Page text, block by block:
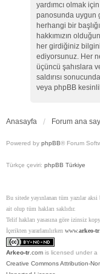
yardımcı olmak
panosunda uygun
herhangi bir
hakkımızın
her girdiğiniz
ediyorsunuz. Her
üçüncü şahıslara
saldırısı
veya phpBB
Anasayfa Forum ana
Powered by phpBB® Forum
Türkçe çeviri: phpBB Türkiye
Bu sitede yayınlanan tüm yazılar
ait olup tüm hakları saklıdır.
Telif hakları yasasına göre izinsiz
İçerikten yararlanılırken www.arkeo-tr
Arkeo-tr .com is licensed under a
Creative Commons Attribution-